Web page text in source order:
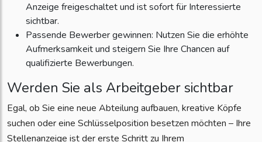
Anzeige freigeschaltet und ist sofort für Interessierte
sichtbar.
Passende Bewerber gewinnen: Nutzen Sie die erhöhte
Aufmerksamkeit und steigern Sie Ihre Chancen auf
qualifizierte Bewerbungen.
Werden Sie als Arbeitgeber sichtbar
Egal, ob Sie eine neue Abteilung aufbauen, kreative Köpfe
suchen oder eine Schlüsselposition besetzen möchten – Ihre
Stellenanzeige ist der erste Schritt zu Ihrem